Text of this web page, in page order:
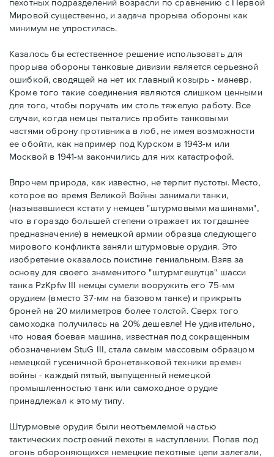
Мировой существенно, и задача прорыва обороны как
минимум не упростилась.
Казалось бы естественное решение использовать для
прорыва обороны танковые дивизии является серьезной
ошибкой, сводящей на нет их главный козырь - маневр.
Кроме того такие соединения являются слишком ценными
для того, чтобы поручать им столь тяжелую работу. Все
случаи, когда немцы пытались пробить танковыми
частями оброну противника в лоб, не имея возможности
ее обойти, как например под Курском в 1943-м или
Москвой в 1941-м закончились для них катастрофой.
Впрочем природа, как известно, не терпит пустоты. Место,
которое во время Великой Войны занимали танки,
(называвшиеся кстати у немцев "штурмовыми машинами",
что в гораздо большей степени отражает их тогдашнее
предназначение) в немецкой армии образца следующего
мирового конфликта заняли штурмовые орудия. Это
изобретение оказалось поистине гениальным. Взяв за
основу для своего знаменитого "штурмгешутца" шасси
танка PzKpfw III немцы сумели вооружить его 75-мм
орудием (вместо 37-мм на базовом танке) и прикрыть
броней на 20 милиметров более толстой. Сверх того
самоходка получилась на 20% дешевле! Не удивительно,
что новая боевая машина, известная под сокращенным
обозначением StuG III, стала самым массовым образцом
немецкой гусеничной бронетанковой техники времен
войны - каждый пятый, выпущенный немецкой
промышленностью танк или самоходное орудие
принадлежал к этому типу.
Штурмовые орудия были неотъемлемой частью
тактических построений пехоты в наступлении. Попав под
огонь обороняющихся немецкие пехотные цепи залегали,